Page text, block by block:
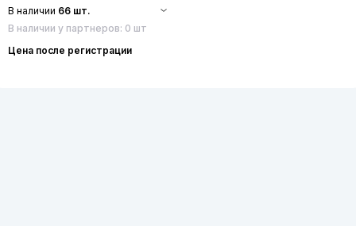
В наличии 66 шт.
В наличии у партнеров: 0 шт
Цена после регистрации